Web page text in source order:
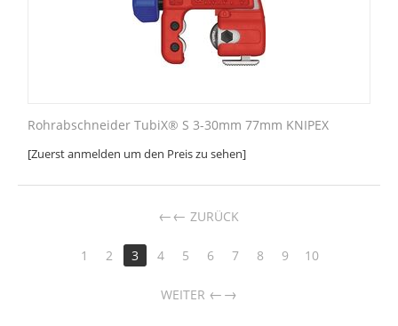
Rohrabschneider TubiX® S 3-30mm 77mm KNIPEX
[Zuerst anmelden um den Preis zu sehen]
← ZURÜCK
1 2 3 4 5 6 7 8 9 10
WEITER →